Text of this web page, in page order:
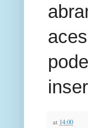
at 14:00